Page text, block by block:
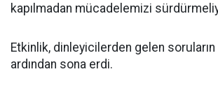
kapılmadan mücadelemizi
Etkinlik, dinleyicilerden gelen soruların
ardından sona erdi.